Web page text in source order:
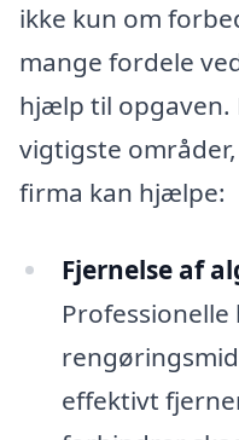
ikke kun om
mange fordele
hjælp til opgaven.
vigtigste
firma kan hjælpe:
Fjernelse af
Professionelle
effektivt